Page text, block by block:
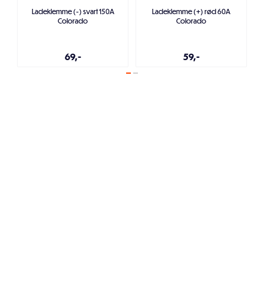
Ladeklemme (-) svart 150A
Colorado
69,-
Ladeklemme (+) rød 60A
Colorado
59,-